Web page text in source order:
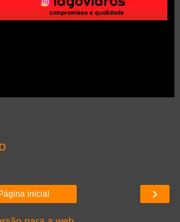
›
Página inicial